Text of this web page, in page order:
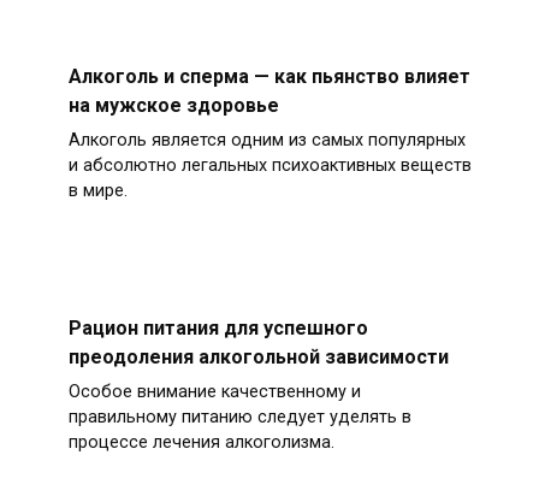
Алкоголь и сперма — как пьянство влияет
на мужское здоровье
Алкоголь является одним из самых популярных
и абсолютно легальных психоактивных веществ
в мире.
Рацион питания для успешного
преодоления алкогольной зависимости
Особое внимание качественному и
правильному питанию следует уделять в
процессе лечения алкоголизма.